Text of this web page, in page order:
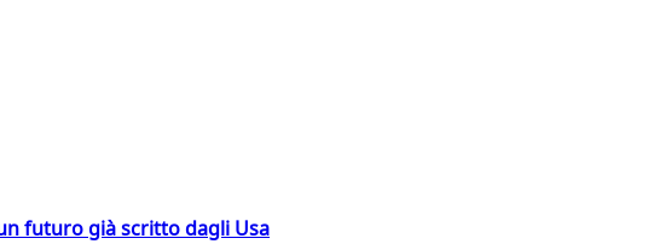
futuro già scritto dagli Usa